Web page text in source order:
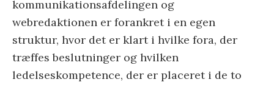
kommunikationsafdelingen og
webredaktionen er forankret i en egen
struktur, hvor det er klart i hvilke fora, der
træffes beslutninger og hvilken
ledelseskompetence, der er placeret i de to